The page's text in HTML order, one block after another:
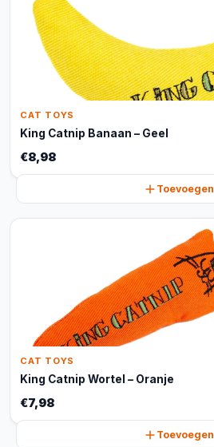
CAT TOYS
King Catnip Banaan – Geel
€8,98
Toevoegen
CAT TOYS
King Catnip Wortel – Oranje
€7,98
Toevoegen